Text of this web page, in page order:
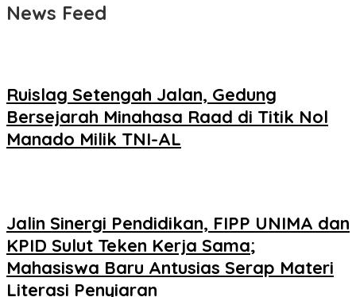
News Feed
Ruislag Setengah Jalan, Gedung
Bersejarah Minahasa Raad di Titik Nol
Manado Milik TNI-AL
Jalin Sinergi Pendidikan, FIPP UNIMA dan
KPID Sulut Teken Kerja Sama;
Mahasiswa Baru Antusias Serap Materi
Literasi Penyiaran